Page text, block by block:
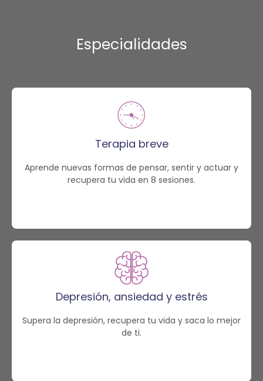
Especialidades
Terapia breve
Aprende nuevas formas de pensar, sentir y actuar y
recupera tu vida en 8 sesiones.
Depresión, ansiedad y estrés
Supera la depresión, recupera tu vida y saca lo mejor
de ti.